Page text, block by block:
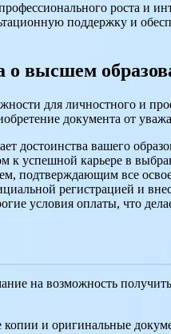
роста и
поддержку и
о высшем
для личностного и
документа от
достоинства вашего
к успешной карьере в
подтверждающим все
регистрацией и
условия оплаты, что
на возможность
и оригинальные